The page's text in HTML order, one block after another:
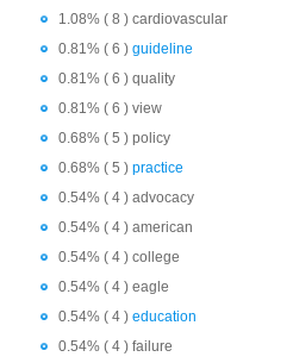
1.08% ( 8 ) cardiovascular
0.81% ( 6 ) guideline
0.81% ( 6 ) quality
0.81% ( 6 ) view
0.68% ( 5 ) policy
0.68% ( 5 ) practice
0.54% ( 4 ) advocacy
0.54% ( 4 ) american
0.54% ( 4 ) college
0.54% ( 4 ) eagle
0.54% ( 4 ) education
0.54% ( 4 ) failure